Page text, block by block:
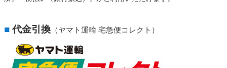
■代金引換 （ヤマト運輸 宅急便コレクト）